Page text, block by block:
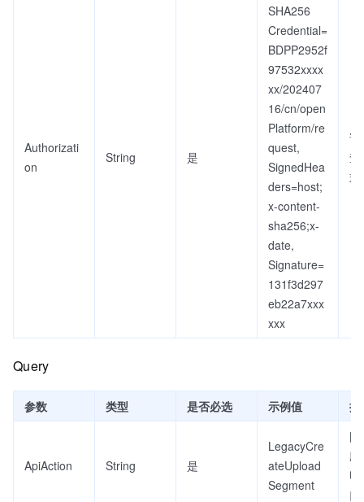
Authorizati
on
String 是
SHA256
Credential=
BDPP2952f
97532xxxx
xx/202407
16/cn/open
Platform/re
quest,
SignedHea
ders=host;
x-content-
sha256;x-
date,
Signature=
131f3d297
eb22a7xxx
xxx
详
查
式
Query
参数 类型 是否必选 示例值 描
ApiAction String 是
LegacyCre
ateUpload
Segment
应
明
口